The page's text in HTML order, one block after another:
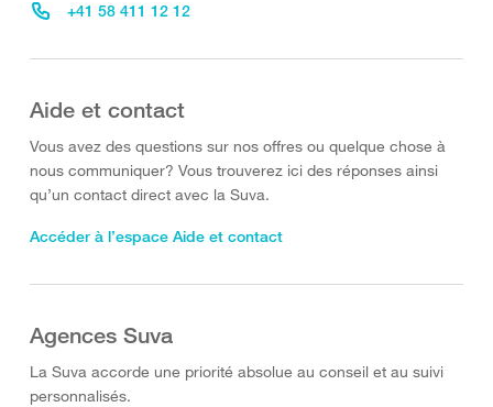
+41 58 411 12 12
Aide et contact
Vous avez des questions sur nos offres ou quelque chose à
nous communiquer? Vous trouverez ici des réponses ainsi
qu’un contact direct avec la Suva.
Accéder à l’espace Aide et contact
Agences Suva
La Suva accorde une priorité absolue au conseil et au suivi
personnalisés.